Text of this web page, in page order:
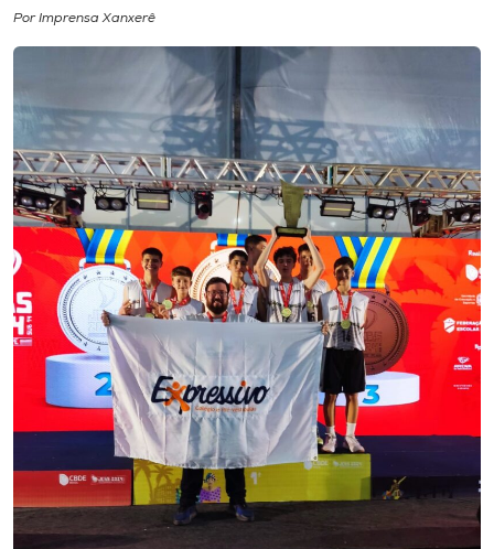
Internacionalização
I.nova
Diplomados
Cultura
CPA
Biblioteca
Rádio
Por Imprensa Xanxerê